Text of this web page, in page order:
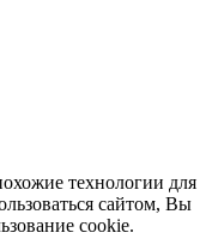
технологии для
сайтом, Вы
cookie.